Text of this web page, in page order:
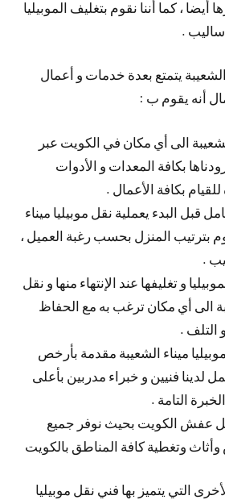
أيضا ، كما أننا نقوم بتغليف الموبيليا
.
الشعيبة يتمتع بعدة خدمات و أعمال
أنه يقوم ب :
الى أي مكان في الكويت عبر
بكافة المعدات و الأدوات
بكافة الأعمال .
قبل البدء يعملية نقل موبيليا ميناء
بترتيب المنزل بحسب رغبة العميل ،
.
و تغليفها عند الإنتهاء منها و نقل
الى أي مكان ترغب به مع الحفاظ
التلف .
ميناء الشعيبة مقدمة بأرخص
لدينا فنيين و خبراء مدربين بأعلى
التامة .
عفش الكويت بحيث نوفر جميع
وتغطية كافة المناطق بالكويت
التي يتميز بها فني نقل موبيليا